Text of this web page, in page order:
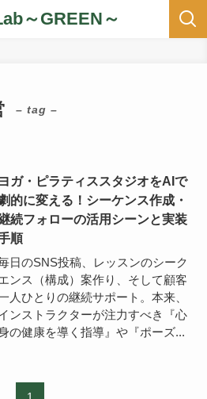
～GREEN～
– tag –
ヨガ・ピラティススタジオをAIで
的に変える！シーケンス作成・
続フォローの活用シーンと実装
順
日のSNS投稿、レッスンのシーク
ンス（構成）案作り、そして顧客
人ひとりの継続サポート。本来、
ンストラクターが注力すべき『心
の健康を導く指導』や『ポーズ...